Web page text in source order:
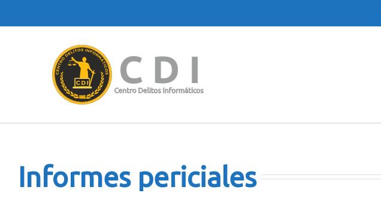
Informes periciales